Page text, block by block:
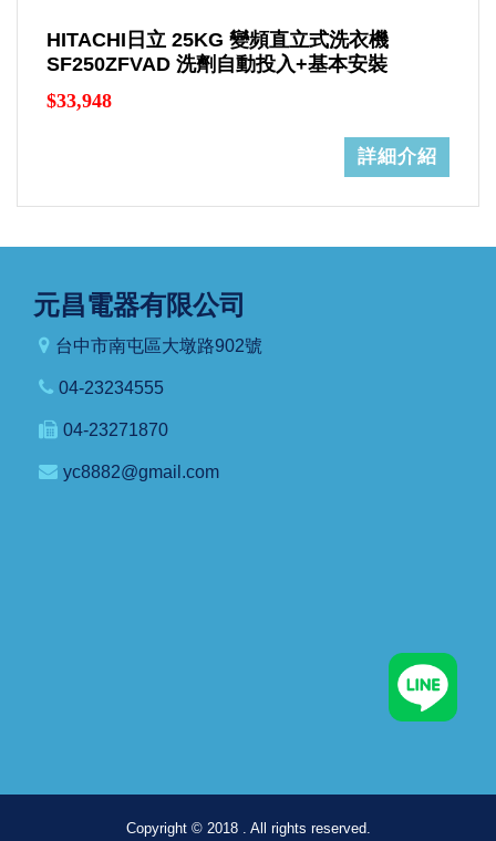
HITACHI日立 25KG 變頻直立式洗衣機
SF250ZFVAD 洗劑自動投入+基本安裝
$33,948
詳細介紹
元昌電器有限公司
台中市南屯區大墩路902號
04-23234555
04-23271870
yc8882@gmail.com
Copyright © 2018 . All rights reserved.